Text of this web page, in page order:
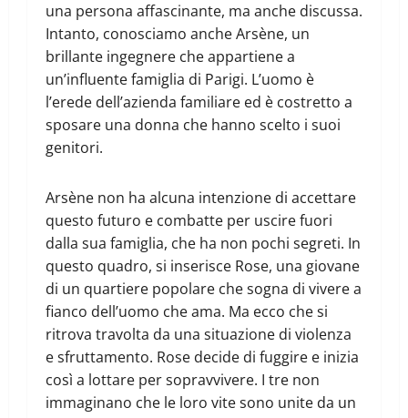
una persona affascinante, ma anche discussa.
Intanto, conosciamo anche Arsène, un
brillante ingegnere che appartiene a
un’influente famiglia di Parigi. L’uomo è
l’erede dell’azienda familiare ed è costretto a
sposare una donna che hanno scelto i suoi
genitori.
Arsène non ha alcuna intenzione di accettare
questo futuro e combatte per uscire fuori
dalla sua famiglia, che ha non pochi segreti. In
questo quadro, si inserisce Rose, una giovane
di un quartiere popolare che sogna di vivere a
fianco dell’uomo che ama. Ma ecco che si
ritrova travolta da una situazione di violenza
e sfruttamento. Rose decide di fuggire e inizia
così a lottare per sopravvivere. I tre non
immaginano che le loro vite sono unite da un